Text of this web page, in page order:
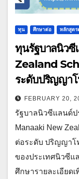
ทุน ศึกษาต่อ หลักสูตร
ทุนรัฐบาลนิว
Zealand
ระดับปริญญาโ
FEBRUARY 20,
รัฐบาลนิวซีแลนด์ป
Manaaki New
ต่อระดับ ปริญญาโ
ของประเทศนิวซีแ
ศึกษารายละเอียด